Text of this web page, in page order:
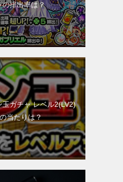
の排出率は？
玉ガチャ レベル2(LV2)
当たりは？